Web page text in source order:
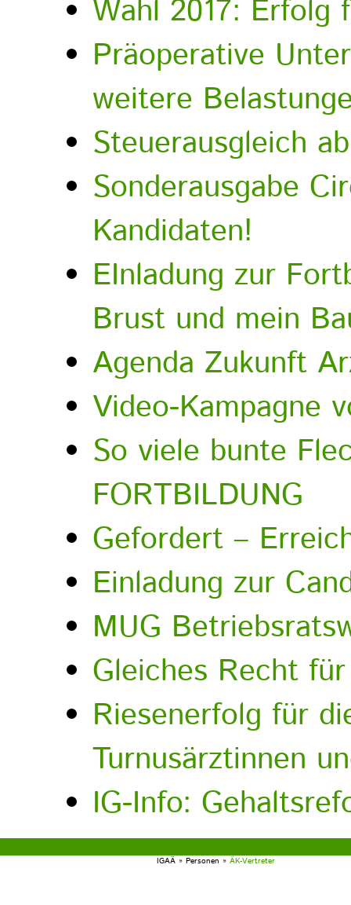
Wahl 2017: Erfolg
Präoperative
weitere
Steuerausgleich
Sonderausgabe
Kandidaten!
EInladung zur
Brust und mein
Agenda Zukunft
Video-Kampagne
So viele bunte
FORTBILDUNG
Gefordert –
Einladung zur
MUG
Gleiches Recht
Riesenerfolg für
Turnusärztinnen
IG-Info:
IGAÄ » Personen » ÄK-Vertreter